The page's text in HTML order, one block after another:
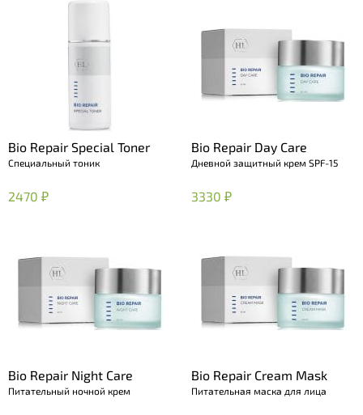
Bio Repair Special Toner
Специальный тоник
2470 ₽
Bio Repair Day Care
Дневной защитный крем SPF-15
3330 ₽
Bio Repair Night Care
Питательный ночной крем
Bio Repair Cream Mask
Питательная маска для лица